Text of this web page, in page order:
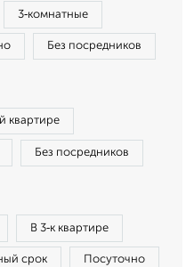
3‑комнатные
Без посредников
квартире
Без посредников
В 3‑к квартире
срок Посуточно